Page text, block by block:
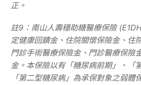
正。
註9 ：南山人壽穩助糖醫療保險
定健康回饋金、住院關懷保險金、住
門診手術醫療保險金、門診醫療保險
金。本保險以有「糖尿病前期」、「
「第二型糖尿病」為承保對象之弱體